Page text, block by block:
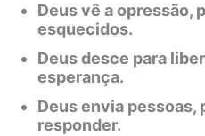
Deus vê a opressão,
esquecidos.
Deus desce para
esperança.
Deus envia pessoas,
responder.